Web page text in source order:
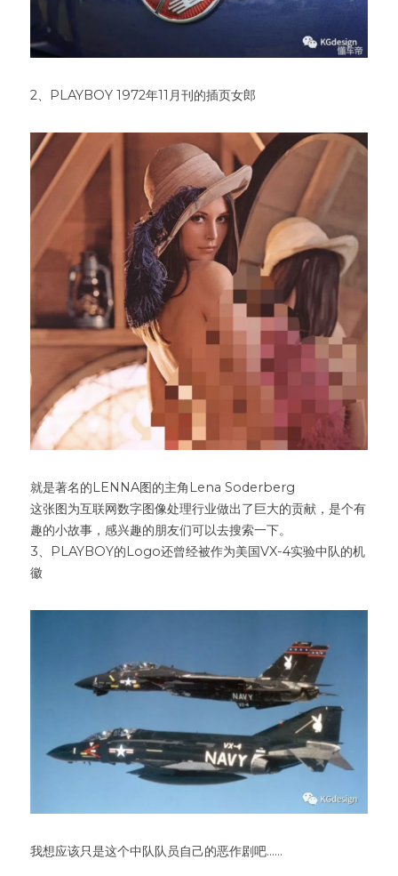
2、PLAYBOY 1972年11月刊的插页女郎
就是著名的LENNA图的主角Lena Soderberg
这张图为互联网数字图像处理行业做出了巨大的贡献，是个有
趣的小故事，感兴趣的朋友们可以去搜索一下。
3、PLAYBOY的Logo还曾经被作为美国VX-4实验中队的机
徽
我想应该只是这个中队队员自己的恶作剧吧......